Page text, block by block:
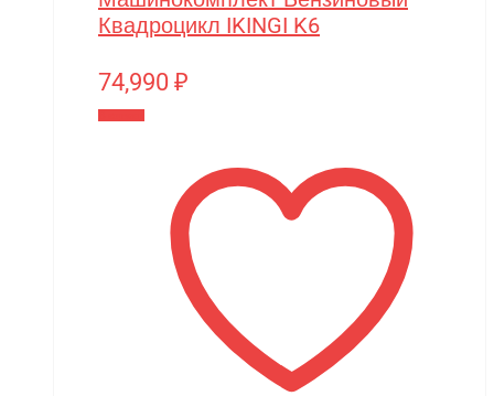
Квадроцикл IKINGI K6
74,990 ₽